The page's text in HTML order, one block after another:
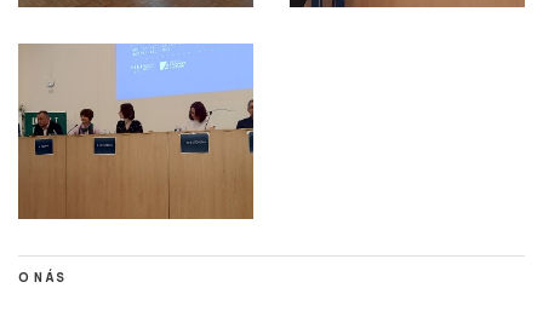
O NÁS